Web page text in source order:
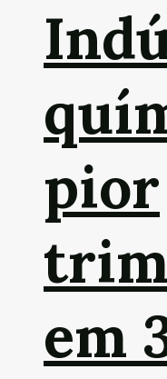
pior
em